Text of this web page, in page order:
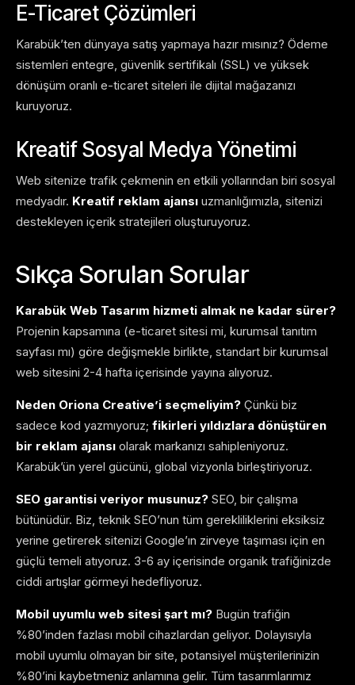
E-Ticaret Çözümleri
Karabük’ten dünyaya satış yapmaya hazır mısınız? Ödeme
sistemleri entegre, güvenlik sertifikalı (SSL) ve yüksek
dönüşüm oranlı e-ticaret siteleri ile dijital mağazanızı
kuruyoruz.
Kreatif Sosyal Medya Yönetimi
Web sitenize trafik çekmenin en etkili yollarından biri sosyal
medyadır. Kreatif reklam ajansı uzmanlığımızla, sitenizi
destekleyen içerik stratejileri oluşturuyoruz.
Sıkça Sorulan Sorular
Karabük Web Tasarım hizmeti almak ne kadar sürer?
Projenin kapsamına (e-ticaret sitesi mi, kurumsal tanıtım
sayfası mı) göre değişmekle birlikte, standart bir kurumsal
web sitesini 2-4 hafta içerisinde yayına alıyoruz.
Neden Oriona Creative’i seçmeliyim? Çünkü biz
sadece kod yazmıyoruz; fikirleri yıldızlara dönüştüren
bir reklam ajansı olarak markanızı sahipleniyoruz.
Karabük’ün yerel gücünü, global vizyonla birleştiriyoruz.
SEO garantisi veriyor musunuz? SEO, bir çalışma
bütünüdür. Biz, teknik SEO’nun tüm gerekliliklerini eksiksiz
yerine getirerek sitenizi Google’ın zirveye taşıması için en
güçlü temeli atıyoruz. 3-6 ay içerisinde organik trafiğinizde
ciddi artışlar görmeyi hedefliyoruz.
Mobil uyumlu web sitesi şart mı? Bugün trafiğin
%80’inden fazlası mobil cihazlardan geliyor. Dolayısıyla
mobil uyumlu olmayan bir site, potansiyel müşterilerinizin
%80’ini kaybetmeniz anlamına gelir. Tüm tasarımlarımız